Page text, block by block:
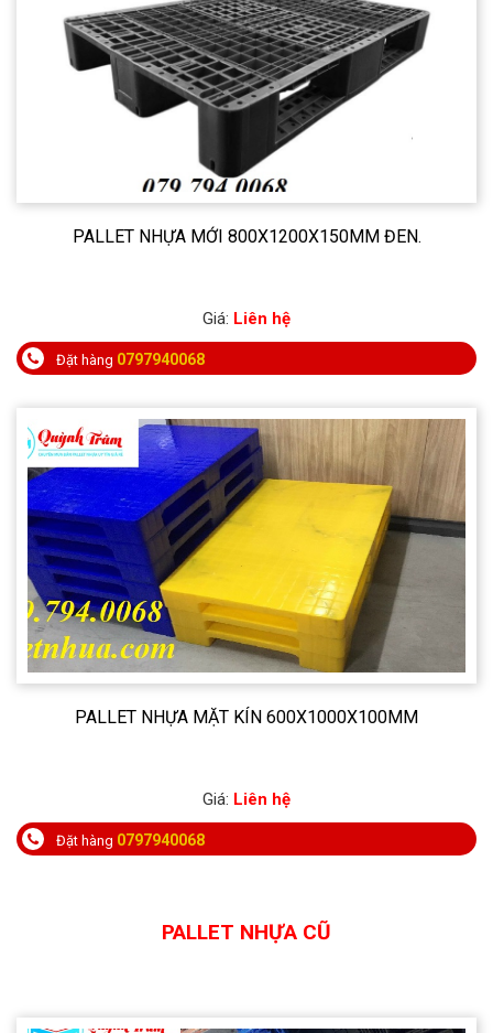
PALLET NHỰA MỚI 800X1200X150MM ĐEN.
Giá: Liên hệ
Đặt hàng 0797940068
PALLET NHỰA MẶT KÍN 600X1000X100MM
Giá: Liên hệ
Đặt hàng 0797940068
PALLET NHỰA CŨ